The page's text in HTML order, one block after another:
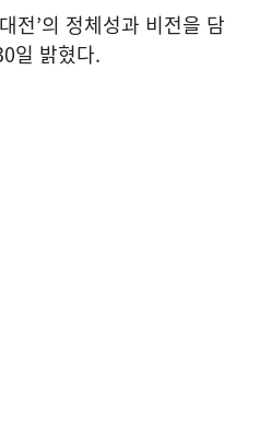
전’의 정체성과 비전을 담
일 밝혔다.